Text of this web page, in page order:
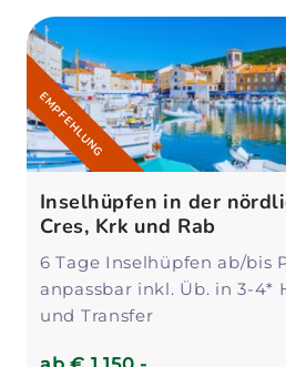
EMPFEHLUNG
Inselhüpfen in der
Cres, Krk und Rab
6 Tage Inselhüpfen ab/bis
anpassbar inkl. Üb. in 3-4*
und Transfer